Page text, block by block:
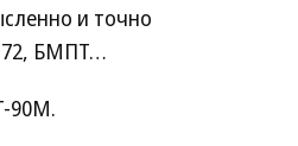
и точно
72, БМПТ…
90М.